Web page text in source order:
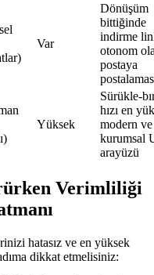
Var
Dönüşüm
bittiğinde
indirme
otonom
postaya
Yüksek
Sürükle-
hızı en
modern ve
kurumsal
arayüzü
Verimliliği
hatasız ve en yüksek
dikkat etmelisiniz: